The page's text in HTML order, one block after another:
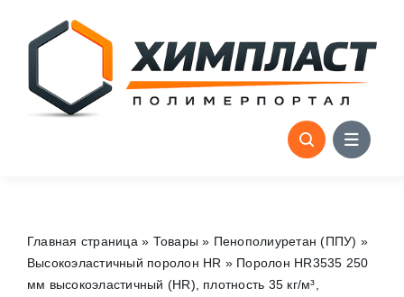
content
Главная страница » Товары » Пенополиуретан (ППУ) »
Высокоэластичный поролон HR » Поролон HR3535 250
мм высокоэластичный (HR), плотность 35 кг/м³,